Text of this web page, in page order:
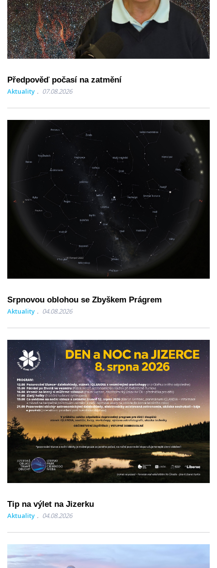
Předpověď počasí na zatmění
Aktuality 07.08.2026
Srpnovou oblohou se Zbyškem Prágrem
Aktuality 04.08.2026
Tip na výlet na Jizerku
Aktuality 04.08.2026